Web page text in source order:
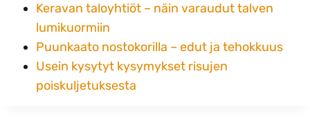
Keravan taloyhtiöt – näin varaudut talven
lumikuormiin
Puunkaato nostokorilla – edut ja tehokkuus
Usein kysytyt kysymykset risujen
poiskuljetuksesta